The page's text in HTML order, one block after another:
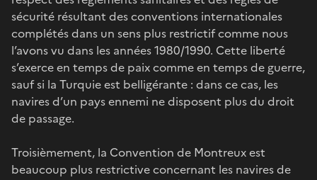
sécurité résultant des conventions internationales
complétés dans un sens plus restrictif comme nous
l’avons vu dans les années 1980/1990. Cette liberté
s’exerce en temps de paix comme en temps de guerre,
sauf si la Turquie est belligérante : dans ce cas, les
navires d’un pays ennemi ne disposent plus du droit
de passage.
Troisièmement, la Convention de Montreux est
beaucoup plus restrictive concernant les navires de